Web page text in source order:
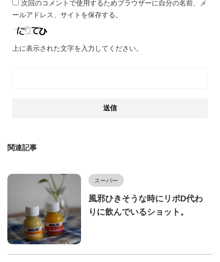
次回のコメントで使用するためブラウザーに自分の名前、メ
ールアドレス、サイトを保存する。
上に表示された文字を入力してください。
関連記事
スーパー
風邪ひきそうな時にリポD代わ
りに飲んでいるショット。